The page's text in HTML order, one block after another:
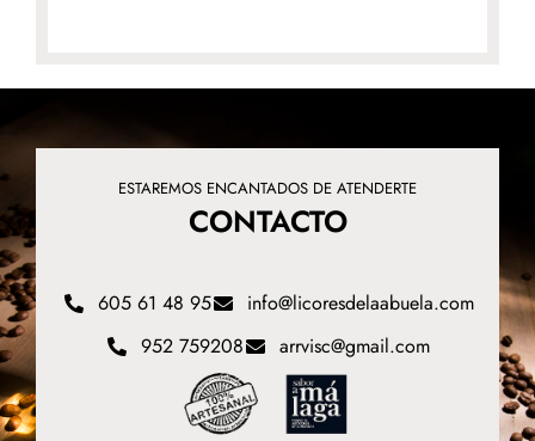
ESTAREMOS ENCANTADOS DE ATENDERTE
CONTACTO
605 61 48 95
info@licoresdelaabuela.com
952 759208
arrvisc@gmail.com